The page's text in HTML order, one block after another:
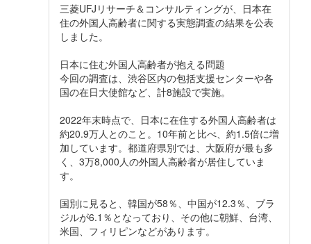
三菱UFJリサーチ＆コンサルティングが、日本在
住の外国人高齢者に関する実態調査の結果を公表
しました。
日本に住む外国人高齢者が抱える問題
今回の調査は、渋谷区内の包括支援センターや各
国の在日大使館など、計8施設で実施。
2022年末時点で、日本に在住する外国人高齢者は
約20.9万人とのこと。10年前と比べ、約1.5倍に増
加しています。都道府県別では、大阪府が最も多
く、3万8,000人の外国人高齢者が居住していま
す。
国別に見ると、韓国が58％、中国が12.3％、ブラ
ジルが6.1％となっており、その他に朝鮮、台湾、
米国、フィリピンなどがあります。